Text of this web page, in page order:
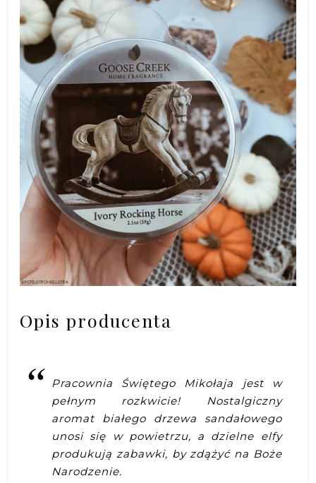
Opis producenta
Pracownia Świętego Mikołaja jest w
pełnym rozkwicie! Nostalgiczny
aromat białego drzewa sandałowego
unosi się w powietrzu, a dzielne elfy
produkują zabawki, by zdążyć na Boże
Narodzenie.